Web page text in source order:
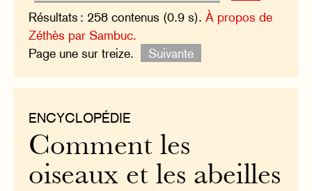
Résultats : 258 contenus (0.9 s).À propos de
Zéthès par Sambuc.
Page une sur treize.
Suivante
ENCYCLOPÉDIE
Comment les
oiseaux et les abeilles